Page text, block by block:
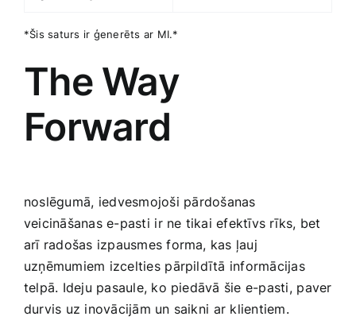
*Šis saturs ir ģenerēts ar ⁢MI.*
The Way
Forward
noslēgumā,⁢ iedvesmojoši⁢ pārdošanas
veicināšanas e-pasti⁤ ir ‍ne tikai efektīvs rīks, bet
arī radošas izpausmes forma, ‍kas ‌ļauj
uzņēmumiem izcelties ⁣pārpildītā informācijas
telpā. ​Ideju pasaule, ko piedāvā šie e-pasti, ⁣paver
durvis uz inovācijām un saikni ⁤ar klientiem.